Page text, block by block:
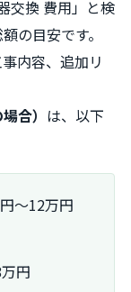
交換 費用」と検
の目安です。
内容、追加リ
合） は、以下
～12万円
円